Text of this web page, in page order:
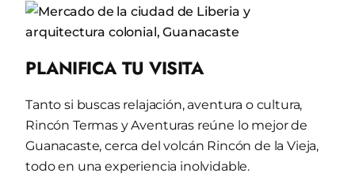
PLANIFICA TU VISITA
Tanto si buscas relajación, aventura o cultura,
Rincón Termas y Aventuras reúne lo mejor de
Guanacaste, cerca del volcán Rincón de la Vieja,
todo en una experiencia inolvidable.